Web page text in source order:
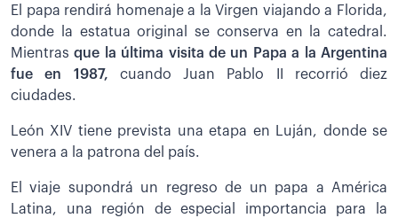
El papa rendirá homenaje a la Virgen viajando a Florida,
donde la estatua original se conserva en la catedral.
Mientrasque la última visita de un Papa a la Argentina
fue en 1987, cuando Juan Pablo II recorrió diez
ciudades.
León XIV tiene prevista una etapa en Luján, donde se
venera a la patrona del país.
El viaje supondrá un regreso de un papa a América
Latina, una región de especial importancia para la